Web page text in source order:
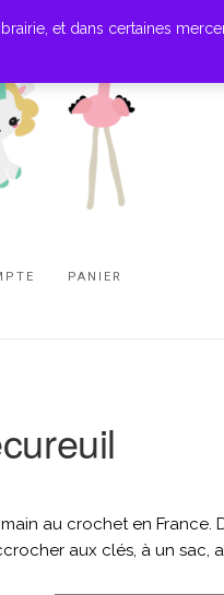
PANIER
au crochet en France.
aux clés, à un sac,
et dans certaines